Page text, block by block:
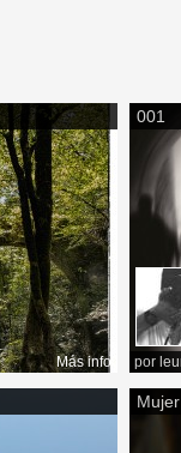
Más info
001
por
Mujer